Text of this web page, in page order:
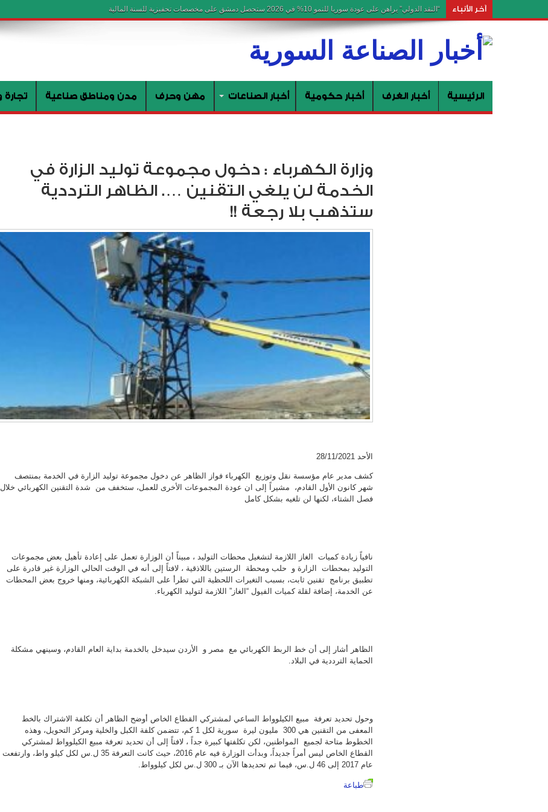
آخر الأنباء “النقد الدولي” يراهن على عودة سوريا للنمو 10% في 2026 ستحصل دمشق على مخصصات تحفيزية للسنة المالية 2027 ضمن إطار سياسة تمويل التنمية المستدامة
الرئيسية أخبار الغرف أخبار حكومية أخبار الصناعات مهن وحرف مدن ومناطق صناعية تجارة
وزارة الكهرباء : دخول مجموعة توليد الزارة في
الخدمة لن يلغي التقنين …. الظاهر الترددية
ستذهب بلا رجعة !!
الأحد 28/11/2021
كشف مدير عام مؤسسة نقل وتوزيع الكهرباء فواز الظاهر عن دخول مجموعة توليد الزارة في الخدمة بمنتصف
شهر كانون الأول القادم، مشيراً إلى ان عودة المجموعات الأخرى للعمل، ستخفف من شدة التقنين الكهربائي خلال
فصل الشتاء، لكنها لن تلغيه بشكل كامل
نافياً زيادة كميات الغاز اللازمة لتشغيل محطات التوليد ، مبيناً أن الوزارة تعمل على إعادة تأهيل بعض مجموعات
التوليد بمحطات الزارة و حلب ومحطة الرستين باللاذقية ، لافتاً إلى أنه في الوقت الحالي الوزارة غير قادرة على
تطبيق برنامج تقنين ثابت، بسبب التغيرات اللحظية التي تطرأ على الشبكة الكهربائية، ومنها خروج بعض المحطات
عن الخدمة، إضافة لقلة كميات الفيول “الغاز” اللازمة لتوليد الكهرباء.
الظاهر أشار إلى أن خط الربط الكهربائي مع مصر و الأردن سيدخل بالخدمة بداية العام القادم، وسينهي مشكلة
الحماية الترددية في البلاد.
وحول تحديد تعرفة مبيع الكيلوواط الساعي لمشتركي القطاع الخاص أوضح الظاهر أن تكلفة الاشتراك بالخط
المعفى من التقنين هي 300 مليون ليرة سورية لكل 1 كم، تتضمن كلفة الكبل والخلية ومركز التحويل، وهذه
الخطوط متاحة لجميع المواطنين، لكن تكلفتها كبيرة جداً ، لافتاً إلى أن تحديد تعرفة مبيع الكيلوواط لمشتركي
القطاع الخاص ليس أمراً جديداً، وبدأت الوزارة فيه عام 2016، حيث كانت التعرفة 35 ل.س لكل كيلو واط، وارتفعت
عام 2017 إلى 46 ل.س، فيما تم تحديدها الآن بـ 300 ل.س لكل كيلوواط.
طباعة